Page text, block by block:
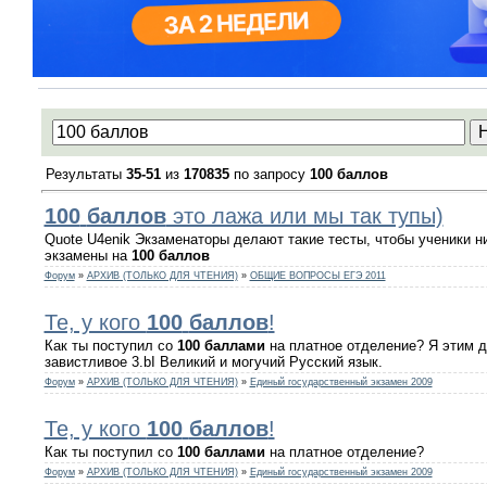
Результаты 35-51из 170835по запросу 100 баллов
100 балловэто лажа или мы так тупы)
Quote U4enik Экзаменаторы делают такие тесты, чтобы ученики
экзамены на 100 баллов
Форум » АРХИВ (ТОЛЬКО ДЛЯ ЧТЕНИЯ) » ОБЩИЕ ВОПРОСЫ ЕГЭ 2011
Те, у кого 100 баллов!
Как ты поступил со 100 балламина платное отделение? Я этим
завистливое 3.bI Великий и могучий Русский язык.
Форум » АРХИВ (ТОЛЬКО ДЛЯ ЧТЕНИЯ) » Единый государственный экзамен 2009
Те, у кого 100 баллов!
Как ты поступил со 100 балламина платное отделение?
Форум » АРХИВ (ТОЛЬКО ДЛЯ ЧТЕНИЯ) » Единый государственный экзамен 2009